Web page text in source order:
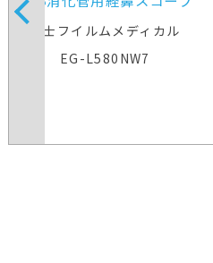
富士フイルムメディカル
EG-L580NW7